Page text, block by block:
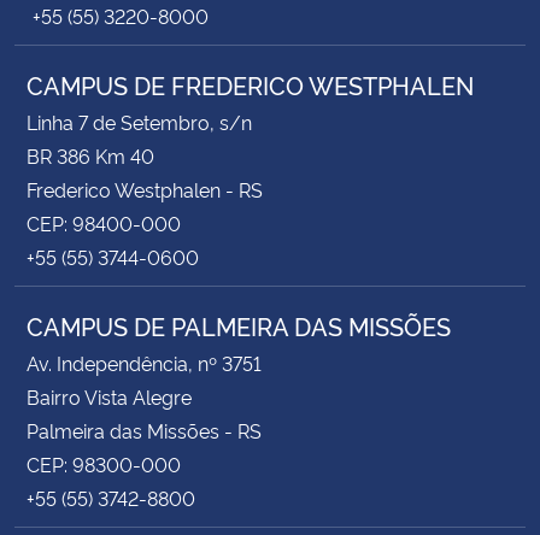
+55 (55) 3220-8000
CAMPUS DE FREDERICO WESTPHALEN
Linha 7 de Setembro, s/n
BR 386 Km 40
Frederico Westphalen - RS
CEP: 98400-000
+55 (55) 3744-0600
CAMPUS DE PALMEIRA DAS MISSÕES
Av. Independência, nº 3751
Bairro Vista Alegre
Palmeira das Missões - RS
CEP: 98300-000
+55 (55) 3742-8800